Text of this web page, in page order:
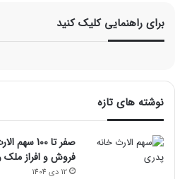
برای راهنمایی کلیک کنید
نوشته های تازه
صفر تا
فروش و افراز ملک
12 دی 1404